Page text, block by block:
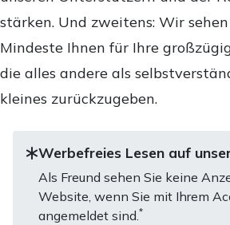
stärken. Und zweitens: Wir sehen
Mindeste Ihnen für Ihre
die alles andere als
kleines zurückzugeben.
Werbefreies Lesen auf
Als Freund sehen Sie keine
Website, wenn Sie mit Ihrem
angemeldet sind.*